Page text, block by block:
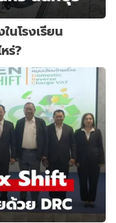
นโรงเรียน
ร่?